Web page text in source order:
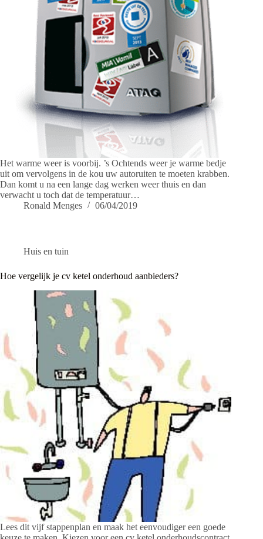
Het warme weer is voorbij. ’s Ochtends weer je warme bedje
uit om vervolgens in de kou uw autoruiten te moeten krabben.
Dan komt u na een lange dag werken weer thuis en dan
verwacht u toch dat de temperatuur…
Ronald Menges
06/04/2019
Huis en tuin
Hoe vergelijk je cv ketel onderhoud aanbieders?
Lees dit vijf stappenplan en maak het eenvoudiger een goede